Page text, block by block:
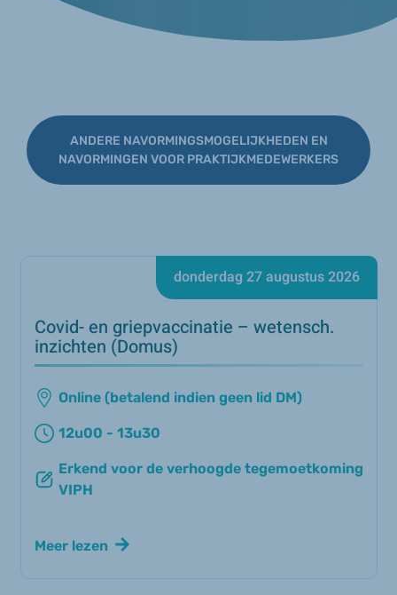
ANDERE NAVORMINGSMOGELIJKHEDEN EN
NAVORMINGEN VOOR PRAKTIJKMEDEWERKERS
Covid- en griepvaccinatie – wetensch.
inzichten (Domus)
donderdag 27 augustus 2026
Meer lezen
Online (betalend indien geen lid DM)
12u00 - 13u30
Erkend voor de verhoogde tegemoetkoming
VIPH